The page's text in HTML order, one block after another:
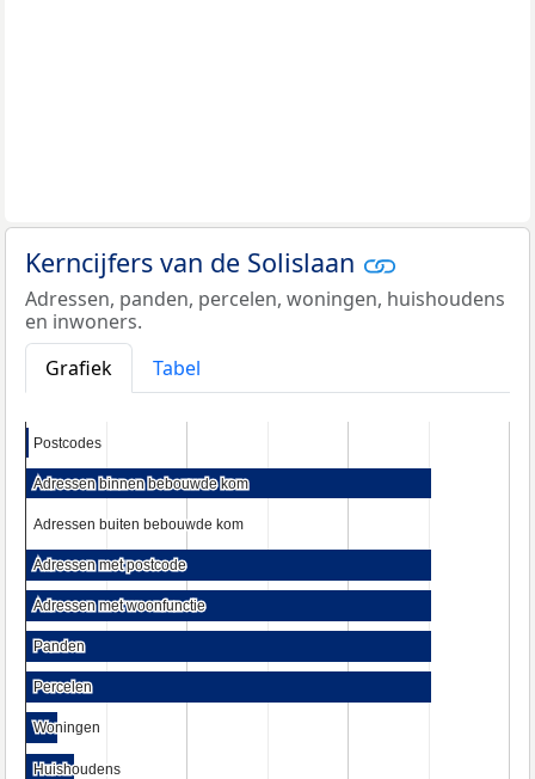
Kerncijfers van de Solislaan
Adressen, panden, percelen, woningen, huishoudens
en inwoners.
Grafiek
Tabel
Postcodes
Postcodes
Adressen binnen bebouwde kom
Adressen binnen bebouwde kom
Adressen buiten bebouwde kom
Adressen buiten bebouwde kom
Adressen met postcode
Adressen met postcode
Adressen met woonfunctie
Adressen met woonfunctie
Panden
Panden
Percelen
Percelen
Woningen
Woningen
Huishoudens
Huishoudens